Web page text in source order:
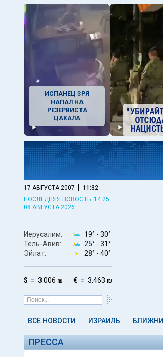
ИСПАНЕЦ ЗРЯ
НАПАЛ НА
РЕЗЕРВИСТА
ЦАХАЛА
17 АВГУСТА 2007 | 11:32
ПОСЛЕДНЯЯ НОВОСТЬ: 14:25
08 АВГУСТА 2026
Иерусалим: 19° - 30°
Тель-Авив:
25° - 31°
Эйлат:
28° - 40°
$ 3.006 ₪ € 3.463 ₪
ВСЕ НОВОСТИ ИЗРАИЛЬ
ПРЕССА